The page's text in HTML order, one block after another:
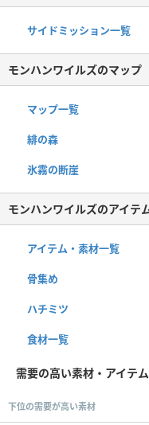
サイドミッション一覧
モンハンワイルズのマップ
マップ一覧
緋の森
氷霧の断崖
モンハンワイルズのアイテ
アイテム・素材一覧
骨集め
ハチミツ
食材一覧
需要の高い素材・アイテ
下位の需要が高い素材